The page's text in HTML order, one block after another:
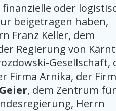
oder
beigetragen haben,
Franz Keller, dem
Regierung von
Gesellschaft,
Firma Arnika, der
, dem Zentrum für
Herrn